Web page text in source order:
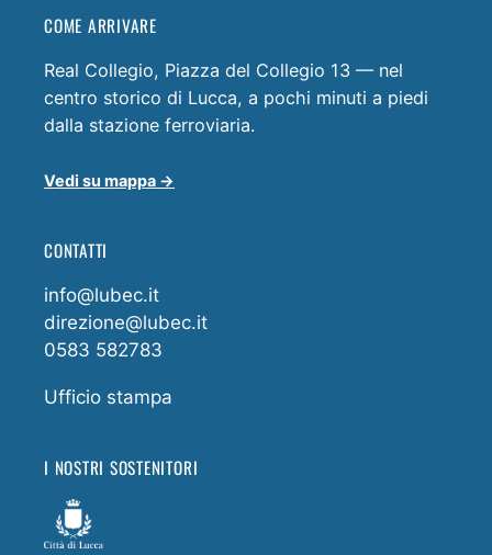
COME ARRIVARE
Real Collegio, Piazza del Collegio 13 — nel
centro storico di Lucca, a pochi minuti a piedi
dalla stazione ferroviaria.
Vedi su mappa →
CONTATTI
info@lubec.it
direzione@lubec.it
0583 582783
Ufficio stampa
I NOSTRI SOSTENITORI